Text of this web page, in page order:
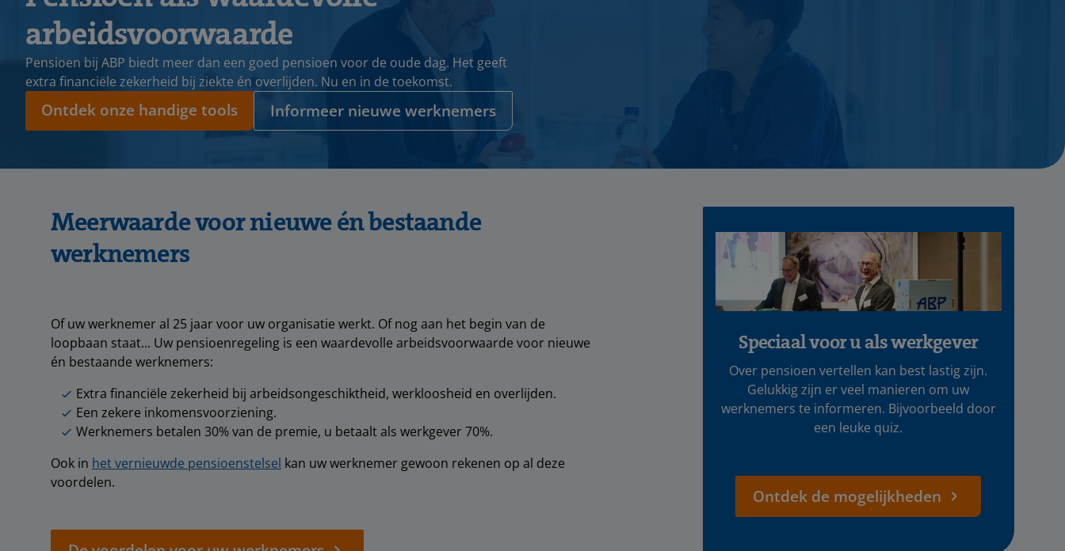
arbeidsvoorwaarde
Pensioen bij ABP biedt meer dan een goed pensioen voor de oude dag. Het geeft
extra financiële zekerheid bij ziekte én overlijden. Nu en in de toekomst.
Ontdek onze handige tools Informeer nieuwe werknemers
Meerwaarde voor nieuwe én bestaande
werknemers
Of uw werknemer al 25 jaar voor uw organisatie werkt. Of nog aan het begin van de
loopbaan staat... Uw pensioenregeling is een waardevolle arbeidsvoorwaarde voor nieuwe
én bestaande werknemers:
Extra financiële zekerheid bij arbeidsongeschiktheid, werkloosheid en overlijden​.
Een zekere inkomensvoorziening.
Werknemers betalen 30% van de premie, u betaalt als werkgever 70%.
Ook in het vernieuwde pensioenstelsel kan uw werknemer gewoon rekenen op al deze
voordelen.
Speciaal voor u als werkgever
Over pensioen vertellen kan best lastig zijn.
Gelukkig zijn er veel manieren om uw
werknemers te informeren. Bijvoorbeeld door
een leuke quiz.
Ontdek de mogelijkheden